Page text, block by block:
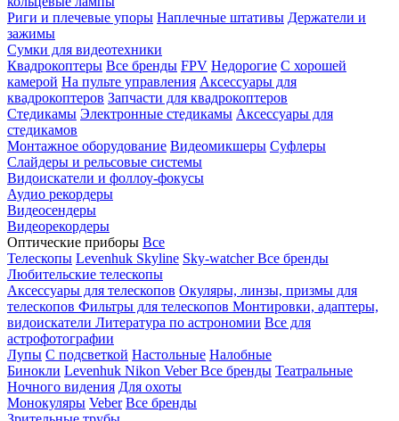
Риги и плечевые упоры Наплечные штативы Держатели и
зажимы
Сумки для видеотехники
Квадрокоптеры Все бренды FPV Недорогие С хорошей
камерой На пульте управления Аксессуары для
квадрокоптеров Запчасти для квадрокоптеров
Стедикамы Электронные стедикамы Аксессуары для
стедикамов
Монтажное оборудование Видеомикшеры Суфлеры
Слайдеры и рельсовые системы
Видоискатели и фоллоу-фокусы
Аудио рекордеры
Видеосендеры
Видеорекордеры
Оптические приборы Все
Телескопы Levenhuk Skyline Sky-watcherВсе бренды
Любительские телескопы
Аксессуары для телескопов Окуляры, линзы, призмы для
телескопов Фильтры для телескопов Монтировки, адаптеры,
видоискатели Литература по астрономии Все для
астрофотографии
Лупы С подсветкой Настольные Налобные
Бинокли Levenhuk Nikon VeberВсе бренды Театральные
Ночного видения Для охоты
Монокуляры Veber Все бренды